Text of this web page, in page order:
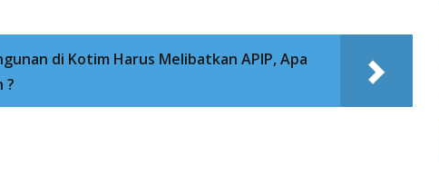
di Kotim Harus Melibatkan APIP, Apa
?